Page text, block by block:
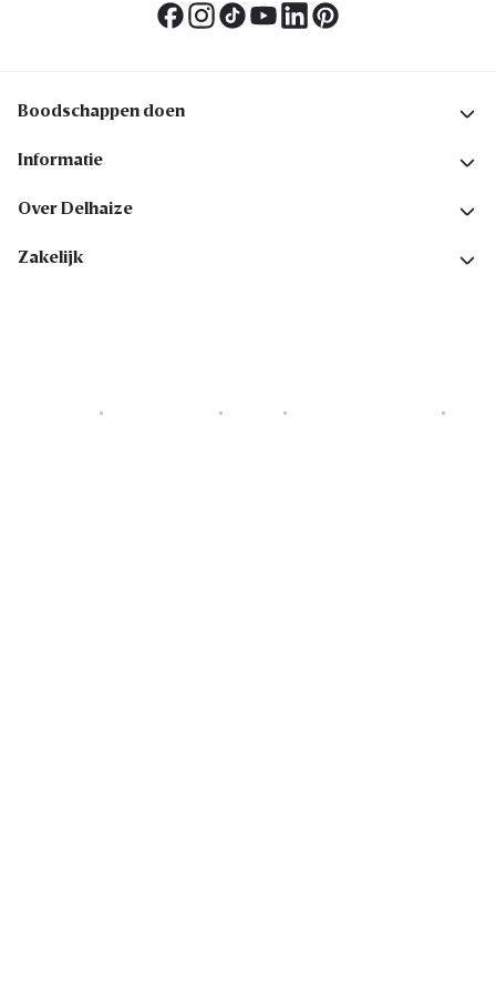
Boodschappen doen
Informatie
Over Delhaize
Zakelijk